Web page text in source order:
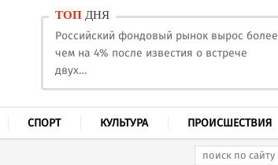
ТОП ДНЯ
Российский фондовый рынок вырос более
чем на 4% после известия о встрече
двух…
СПОРТ КУЛЬТУРА ПРОИСШЕСТВИЯ